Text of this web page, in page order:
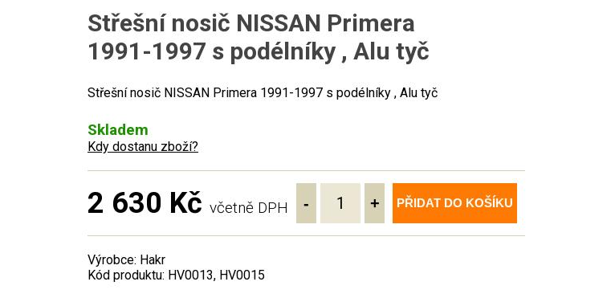
Střešní nosič NISSAN Primera
1991-1997 s podélníky , Alu tyč
Střešní nosič NISSAN Primera 1991-1997 s podélníky , Alu tyč
Skladem
Kdy dostanu zboží?
2 630 Kč včetně DPH - + PŘIDAT DO KOŠÍKU
Výrobce: Hakr
Kód produktu: HV0013, HV0015